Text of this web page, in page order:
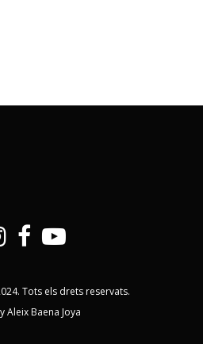
Tots els drets reservats.
Aleix Baena Joya